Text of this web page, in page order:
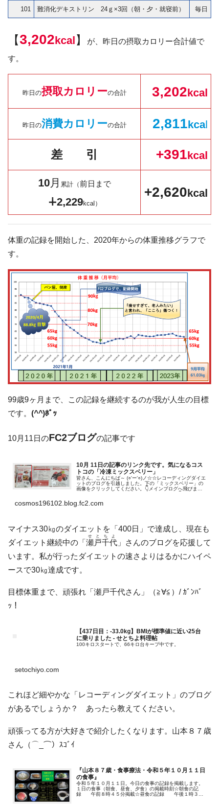
101 難消化デキストリン 24ｇ×3回（朝・夕・就寝前） 毎日
【3,202kcal】 が、昨日の摂取カロリー合計値で
す。
昨日の摂取カロリーの合計 3,202 kcal
昨日の消費カロリーの合計 2,811 kcal
差 引 +391 kcal
10月 累計（前日まで
∔2,229kcal）
+2,620 kcal
体重の記録を開始した、2020年からの体重推移グラフで
す。
99歳9ヶ月まで、この記録を継続するのが我が人生の目標
です。 (^^)ﾎﾟｯ
10月11日のFC2ブログの記事です
10月 11日の記事のリンク先です。気になるコス
トコの「冷凍ミックスベリー」
皆さん、こんにちば～ (○'ー'○)ノ☆☆レコーディングダイエ
ットのブログを引越しました。下の「ミックスベリー」の
画像をクリックしてください。👇メインブログへ飛びます
ﾁ 👇大好きな...
cosmos196102.blog.fc2.com
マイナス30㎏のダイエットを「400日」で達成し、現在も
ダイエット継続中の「 瀬戸千代
せとちよ
」さんのブログを応援して
います。私が行ったダイエットの速さよりはるかにハイペ
ースで30㎏達成です。
目標体重まで、頑張れ「瀬戸千代さん」（≧∀≦）/ ｶﾞﾝﾊﾞ
ｯ！
【437日目：-33.0kg】BMIが標準値に近い25台
に乗りました - せとちよ料理帖
100キロスタートで、66キロ台キープ中です。
setochiyo.com
これほど細やかな「レコーディングダイエット」のブログ
があるでしょうか？ あったら教えてください。
頑張ってる方が大好きで紹介したくなります。山本８７歳
さん（⌒_⌒）ｽｺﾞｲ
『山本８７歳・食事療法・令和５年１０月１１日
の食事』
令和５年１０月１１日。今日の食事の記録を掲載します。
１日の食事（朝食、昼食、夕食）の掲載時刻☆朝食の記
録 午前８時４５分掲載☆昼食の記録 午後１時３５